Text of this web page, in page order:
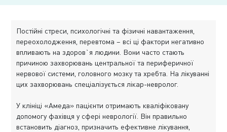
Постійні стреси, психологічні та фізичні навантаження,
переохолодження, перевтома – всі ці фактори негативно
впливають на здоров`я людини. Вони часто стають
причиною захворювань центральної та периферичної
нервової системи, головного мозку та хребта. На лікуванні
цих захворювань спеціалізується лікар-невролог.
У клініці «Амеда» пацієнти отримають кваліфіковану
допомогу фахівця у сфері неврології. Він правильно
встановить діагноз, призначить ефективне лікування,